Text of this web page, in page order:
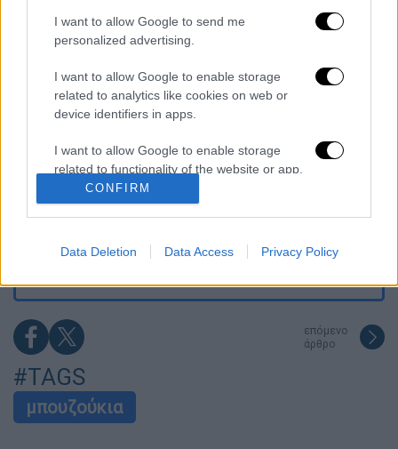
I want to allow Google to send me
personalized advertising.
I want to allow Google to enable storage
related to analytics like cookies on web or
device identifiers in apps.
I want to allow Google to enable storage
related to functionality of the website or app.
I want to allow Google to enable storage
I want to allow Google to enable storage
functionality and fraud prevention, and other
user protection.
CONFIRM
Data Deletion Data Access Privacy Policy
του χρόνια ο πατέρας του, Χόρχε
Φωτιά στην Αττικοβοιωτία: Πώς στήθηκε η
μεγάλη επιχείρηση διάσωσης - 254 πολίτες
απομακρύνθηκαν διά θαλάσσης
Συναγερμός από τον ΕΦΕΤ: Ανακαλείται
γνωστή μαρμελάδα - Κίνδυνος θραύσης στη
συσκευασία
ιδιοκτήτης και γονείς
επόμενο
άρθρο
#TAGS
μπουζούκια